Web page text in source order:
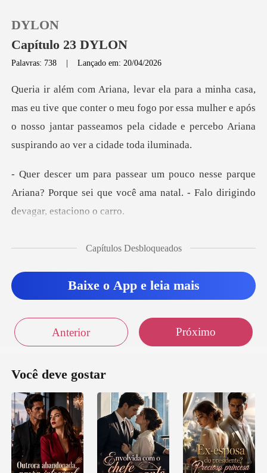
0
Loja
Sair
DYLON
Capítulo 23 DYLON
Palavras: 738 |Lançado em: 20/04/2026
ue conter o meu fogo por essa mulher e após
o nosso jantar passeamos
parque
Ariana? Porque sei que você ama natal
Capítulos Desbloqueados
Baixe o App e leia mais
Anterior Próximo
Você deve gostar